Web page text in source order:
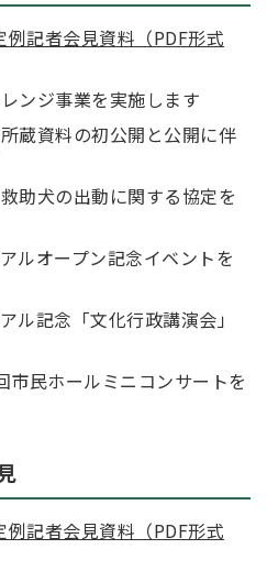
記者会見資料（PDF形式
ンジ事業を実施します
蔵資料の初公開と公開に伴
助犬の出動に関する協定を
ルオープン記念イベントを
ル記念「文化行政講演会」
市民ホールミニコンサートを
記者会見資料（PDF形式